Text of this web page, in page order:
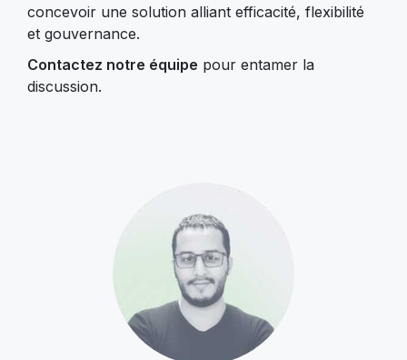
concevoir une solution alliant efficacité, flexibilité
et gouvernance.
Contactez notre équipe pour entamer la
discussion.